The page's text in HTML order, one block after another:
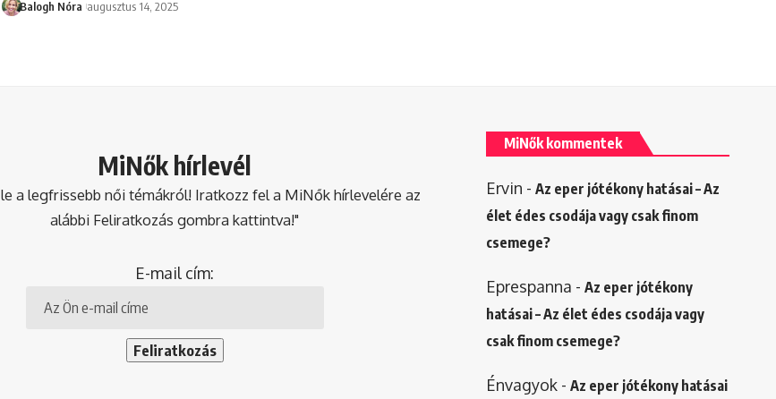
Balogh Nóra augusztus 14, 2025
MiNők hírlevél
a legfrissebb női témákról! Iratkozz fel a MiNők hírlevelére az
alábbi Feliratkozás gombra kattintva!"
E-mail cím:
MiNők kommentek
Ervin - Az eper jótékony hatásai – Az
élet édes csodája vagy csak finom
csemege?
Eprespanna - Az eper jótékony
hatásai – Az élet édes csodája vagy
csak finom csemege?
Énvagyok- Az eper jótékony hatásai